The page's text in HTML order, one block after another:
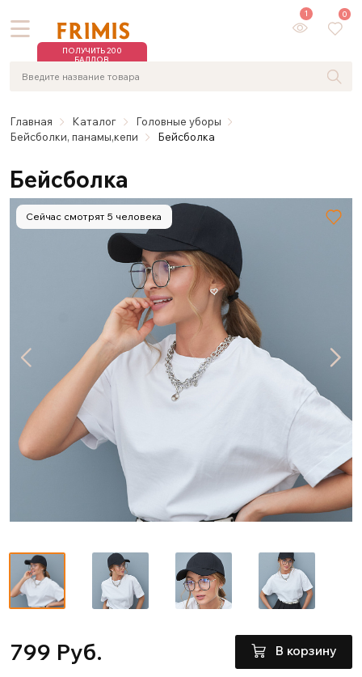
ПОЛУЧИТЬ 200
БАЛЛОВ
1 0
Главная Каталог
Головные уборы
Бейсболки, панамы,кепи
Бейсболка
Бейсболка
Сейчас смотрят 5 человека
799 Руб. В корзину